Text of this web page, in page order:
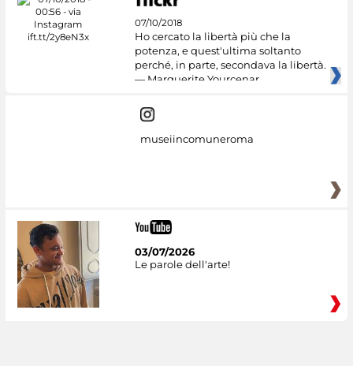
07/10/2018
Ho cercato la libertà più che la
potenza, e quest'ultima soltanto
perché, in parte, secondava la libertà.
— Marguerite Yourcenar
museiincomuneroma
03/07/2026
Le parole dell'arte!